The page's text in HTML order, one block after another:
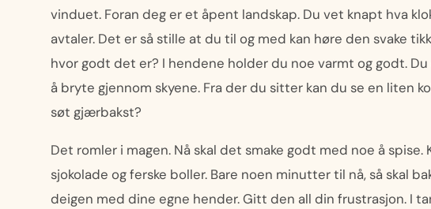
vinduet. Foran deg er et åpent landskap. Du vet knapt hva
avtaler. Det er så stille at du til og med kan høre den svake
hvor godt det er? I hendene holder du noe varmt og godt.
å bryte gjennom skyene. Fra der du sitter kan du se en liten
søt gjærbakst?
Det romler i magen. Nå skal det smake godt med noe å
sjokolade og ferske boller. Bare noen minutter til nå, så skal
deigen med dine egne hender. Gitt den all din frustrasjon. I